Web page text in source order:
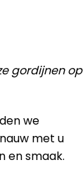
gordijnen op
we
met u
en smaak.